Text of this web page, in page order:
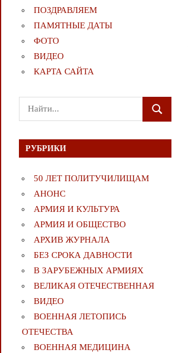
ПОЗДРАВЛЯЕМ
ПАМЯТНЫЕ ДАТЫ
ФОТО
ВИДЕО
КАРТА САЙТА
Поиск
для:
ПОИСК
РУБРИКИ
50 ЛЕТ ПОЛИТУЧИЛИЩАМ
АНОНС
АРМИЯ И КУЛЬТУРА
АРМИЯ И ОБЩЕСТВО
АРХИВ ЖУРНАЛА
БЕЗ СРОКА ДАВНОСТИ
В ЗАРУБЕЖНЫХ АРМИЯХ
ВЕЛИКАЯ ОТЕЧЕСТВЕННАЯ
ВИДЕО
ВОЕННАЯ ЛЕТОПИСЬ
ОТЕЧЕСТВА
ВОЕННАЯ МЕДИЦИНА